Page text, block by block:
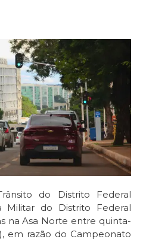
do Distrito Federal
Militar do Distrito Federal
na Asa Norte entre quinta-
em razão do Campeonato